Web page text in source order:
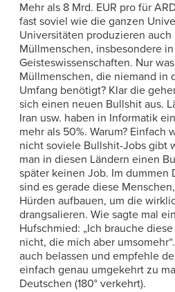
Mehr als 8 Mrd. EUR pro für
fast soviel wie die ganzen
Universitäten produzieren auch
Müllmenschen, insbesondere
Geisteswissenschaften. Nur
Müllmenschen, die niemand in
Umfang benötigt? Klar die
sich einen neuen Bullshit aus.
Iran usw. haben in Informatik
mehr als 50%. Warum? Einfach
nicht soviele Bullshit-Jobs gibt
man in diesen Ländern einen
später keinen Job. Im dummen
sind es gerade diese
Hürden aufbauen, um die
drangsalieren. Wie sagte mal
Hufschmied: „Ich brauche
nicht, die mich aber
auch belassen und empfehle
einfach genau umgekehrt zu
Deutschen (180° verkehrt).